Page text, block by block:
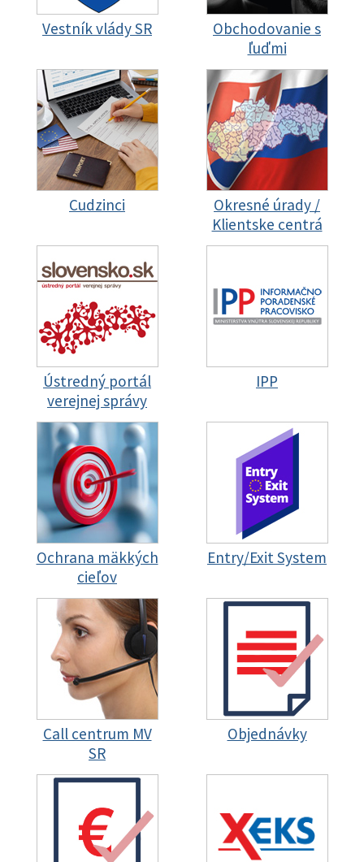
Vestník vlády SR
Obchodovanie s
ľuďmi
Cudzinci
Okresné úrady /
Klientske centrá
Ústredný portál
verejnej správy
IPP
Ochrana mäkkých
cieľov
Entry/Exit System
Call centrum MV
SR
Objednávky